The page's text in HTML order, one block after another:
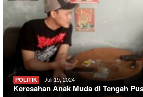
POLITIK Juli 19, 2024
Keresahan Anak Muda di Tengah